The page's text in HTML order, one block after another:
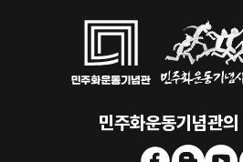
민주화운동기념관